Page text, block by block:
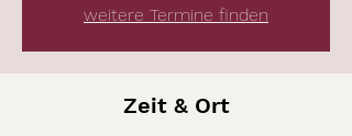
weitere Termine finden
Zeit & Ort